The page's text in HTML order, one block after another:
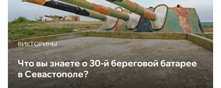
ВИКТОРИНЫ
Что вы знаете о 30-й береговой батарее
в Севастополе?